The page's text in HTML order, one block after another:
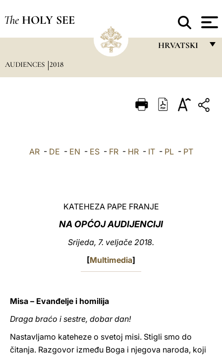
The HOLY SEE
HRVATSKI
ITALIANO
中文
AUDIENCES 2018
AR- DE - EN - ES- FR- HR- IT- PL- PT
KATEHEZA PAPE FRANJE
NA OPĆOJ AUDIJENCIJI
Srijeda, 7. veljače 2018.
[Multimedia]
Misa – Evanđelje i homilija
Draga braćo i sestre, dobar dan!
Nastavljamo kateheze o svetoj misi. Stigli smo do
čitanja. Razgovor između Boga i njegova naroda, koji